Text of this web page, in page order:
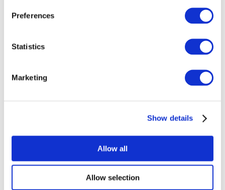
Preferences
Statistics
Marketing
Show details
Allow all
Allow selection
Ohne Subgenre
Anwenden